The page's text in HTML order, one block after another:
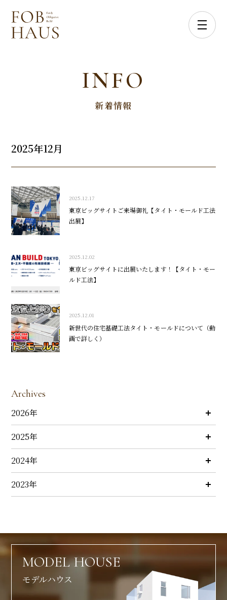
INFO
新着情報
2025年12月
2025.12.17
東京ビッグサイトご来場御礼【タイト・モールド工法
出展】
2025.12.02
東京ビッグサイトに出展いたします！【タイト・モー
ルド工法】
2025.12.01
新世代の住宅基礎工法タイト・モールドについて（動
画で詳しく）
Archives
2026年
2025年
2024年
2023年
MODEL HOUSE
モデルハウス